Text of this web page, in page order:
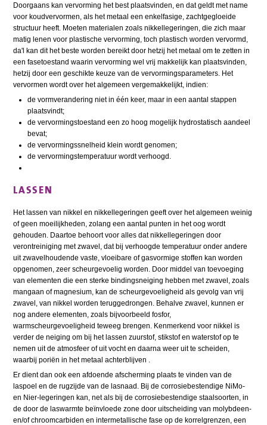
Doorgaans kan vervorming het best plaatsvinden, en dat geldt met name
voor koudvervormen, als het metaal een enkelfasige, zachtgegloeide
structuur heeft. Moeten materialen zoals nikkellegeringen, die zich maar
matig lenen voor plastische vervorming, toch plastisch worden vervormd,
da'l kan dit het beste worden bereikt door hetzij het metaal om te zetten in
een fasetoestand waarin vervorming wel vrij makkelijk kan plaatsvinden,
hetzij door een geschikte keuze van de vervormingsparameters. Het
vervormen wordt over het algemeen vergemakkelijkt, indien:
de vormverandering niet in één keer, maar in een aantal stappen
plaatsvindt;
de vervormingstoestand een zo hoog mogelijk hydrostatisch aandeel
bevat;
de vervormingssnelheid klein wordt genomen;
de vervormingstemperatuur wordt verhoogd.
LASSEN
Het lassen van nikkel en nikkellegeringen geeft over het algemeen weinig
of geen moeilijkheden, zolang een aantal punten in het oog wordt
gehouden. Daartoe behoort voor alles dat nikkellegeringen door
verontreiniging met zwavel, dat bij verhoogde temperatuur onder andere
uit zwavelhoudende vaste, vloeibare of gasvormige stoffen kan worden
opgenomen, zeer scheurgevoelig worden. Door middel van toevoeging
van elementen die een sterke bindingsneiging hebben met zwavel, zoals
mangaan of magnesium, kan de scheurgevoeligheid als gevolg van vrij
zwavel, van nikkel worden teruggedrongen. Behalve zwavel, kunnen er
nog andere elementen, zoals bijvoorbeeld fosfor,
warmscheurgevoeligheid teweeg brengen. Kenmerkend voor nikkel is
verder de neiging om bij het lassen zuurstof, stikstof en waterstof op te
nemen uit de atmosfeer of uit vocht en daarna weer uit te scheiden,
waarbij poriën in het metaal achterblijven .
Er dient dan ook een afdoende afscherming plaats te vinden van de
laspoel en de rugzijde van de lasnaad. Bij de corrosiebestendige NiMo-
en Nier-legeringen kan, net als bij de corrosiebestendige staalsoorten, in
de door de laswarmte beïnvloede zone door uitscheiding van molybdeen-
en/of chroomcarbiden en intermetallische fase op de korrelgrenzen, een